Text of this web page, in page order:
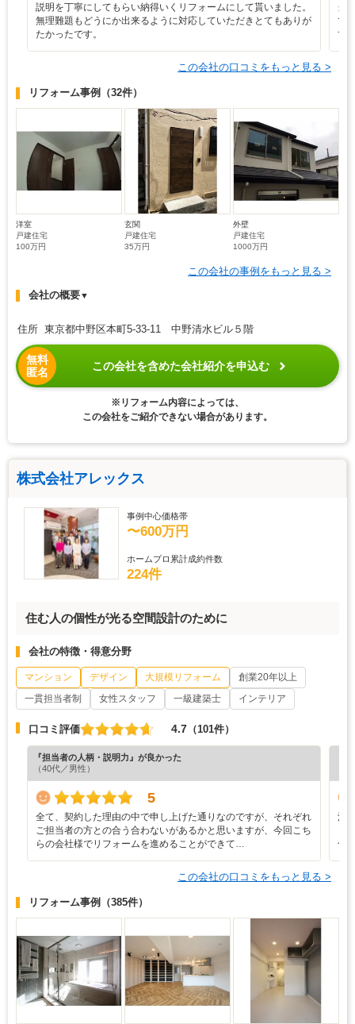
説明を丁寧にしてもらい納得いくリフォームにして貰いました。
無理難題もどうにか出来るように対応していただきとてもありが
たかったです。
当
て
て
この会社の口コミをもっと見る >
リフォーム事例 （32件）
洋室
戸建住宅
100万円
玄関
戸建住宅
35万円
外壁
戸建住宅
1000万円
この会社の事例をもっと見る >
会社の概要▼
住所 東京都中野区本町5-33-11 中野清水ビル５階
無料
匿名
この会社を含めた会社紹介を申込む
※リフォーム内容によっては、
この会社をご紹介できない場合があります。
株式会社アレックス
事例中心価格帯
〜600万円
ホームプロ累計成約件数
224件
住む人の個性が光る空間設計のために
会社の特徴・得意分野
マンション デザイン 大規模リフォーム
創業20年以上
一貫担当者制
女性スタッフ 一級建築士 インテリア
口コミ評価 4.7 （101件）
『担当者の人柄・説明力』が良かった
（40代／男性）
5
全て、契約した理由の中で申し上げた通りなのですが、それぞれ
ご担当者の方との合う合わないがあるかと思いますが、今回こち
らの会社様でリフォームを進めることができて…
清
合
この会社の口コミをもっと見る >
リフォーム事例 （385件）